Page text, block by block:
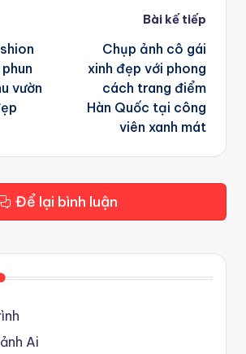
vườn
Bài kế tiếp
Chụp ảnh cô gái
xinh đẹp với phong
cách trang điểm
Hàn Quốc tại công
viên xanh mát
Để lại bình luận
Ai